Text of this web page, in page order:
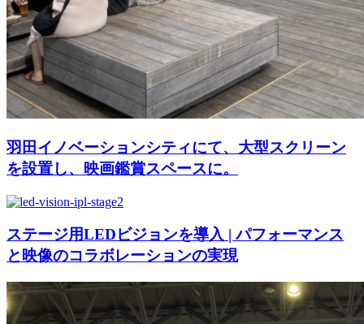
羽田イノベーションシティにて、大型スクリーン
を設置し、映画鑑賞スペースに。
ステージ用LEDビジョンを導入 | パフォーマンス
と映像のコラボレーションの実現